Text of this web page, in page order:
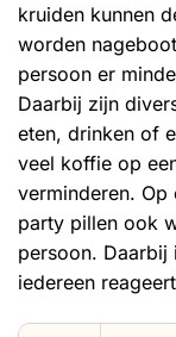
kruiden kunnen
worden
persoon er
Daarbij zijn
eten, drinken of
veel koffie op
verminderen. Op
party pillen ook
persoon. Daarbij
iedereen